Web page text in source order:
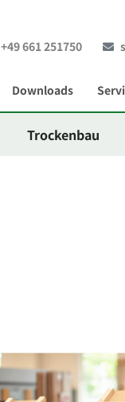
+49 661 251750
Downloads
Trockenbau